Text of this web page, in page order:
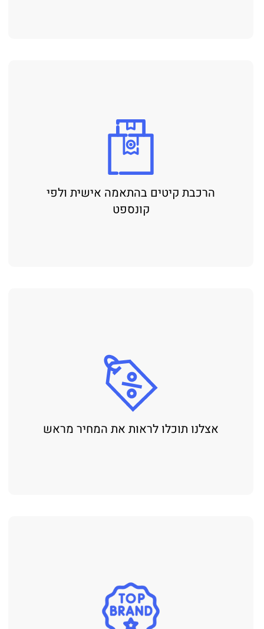
הרכבת קיטים בהתאמה אישית ולפי
קונספט
אצלנו תוכלו לראות את המחיר מראש